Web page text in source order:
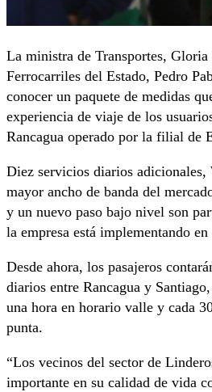
La ministra de Transportes,
Ferrocarriles del Estado, Pedro
conocer un paquete de medidas
experiencia de viaje de los
Rancagua operado por la filial de
Diez servicios diarios
mayor ancho de banda del
y un nuevo paso bajo nivel son
la empresa está implementando
Desde ahora, los pasajeros
diarios entre Rancagua y
una hora en horario valle y cada
punta.
“Los vecinos del sector de
importante en su calidad de vida